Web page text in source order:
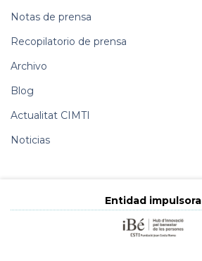
Notas de prensa
Recopilatorio de prensa
Archivo
Blog
Actualitat CIMTI
Noticias
Entidad impulsora